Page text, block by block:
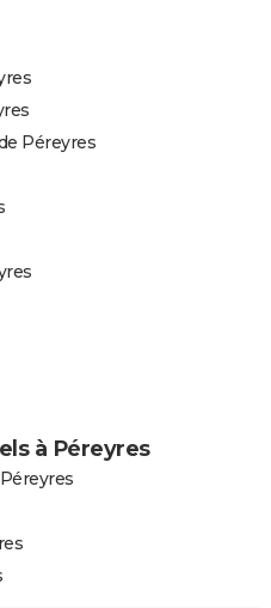
Péreyres
à Péreyres